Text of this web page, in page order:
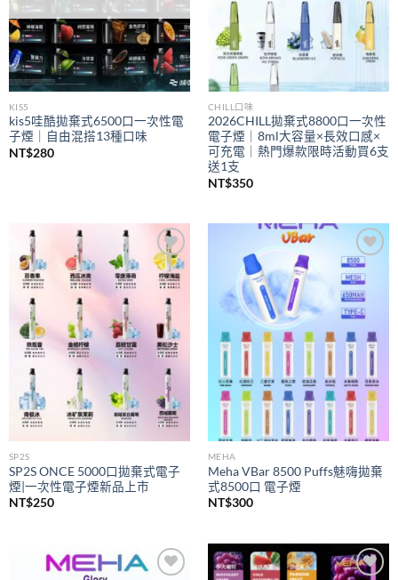
KIS5
kis5哇酷拋棄式6500口一次性電
子煙｜自由混搭13種口味
NT$280
CHILL口味
2026CHILL拋棄式8800口一次性
電子煙｜8ml大容量×長效口感×
可充電｜熱門爆款限時活動買6支
送1支
NT$350
Add to
wishlist
SP2S
SP2S ONCE 5000口拋棄式電子
煙|一次性電子煙新品上市
NT$250
Add to
wishlist
MEHA
Meha VBar 8500 Puffs魅嗨拋棄
式8500口 電子煙
NT$300